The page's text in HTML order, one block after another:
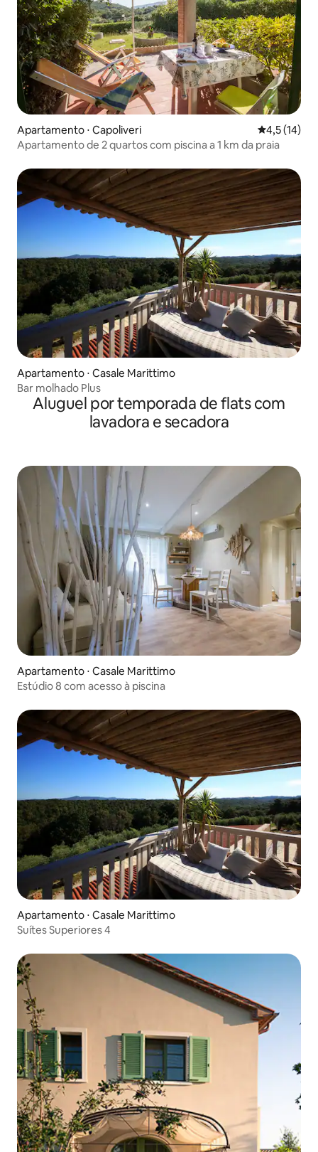
Apartamento ⋅ Capoliveri 4,5 de uma
4,5 (14)
Apartamento de 2 quartos com piscina a 1 km da praia
Apartamento ⋅ Casale Marittimo
Bar molhado Plus
Aluguel por temporada de flats com
lavadora e secadora
Apartamento ⋅ Casale Marittimo
Estúdio 8 com acesso à piscina
Apartamento ⋅ Casale Marittimo
Suítes Superiores 4